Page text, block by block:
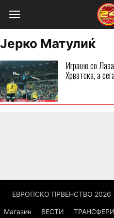
Јерко Матулиќ
Играше со
Хрватска, а
ЕВРОПСКО ПРВЕНСТВО 2026
Магазин ВЕСТИ ТРАНСФЕРИ